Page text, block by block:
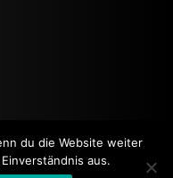
du die Website weiter
aus.